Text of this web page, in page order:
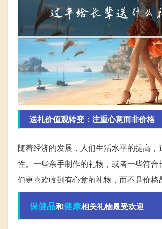
送礼价值观转变：注重心意而非价格
随着经济的发展，人们生活水平的提高
性。一些亲手制作的礼物，或者一些符
们更喜欢收到有心意的礼物，而不是价格
保健品和健康相关礼物最受欢迎